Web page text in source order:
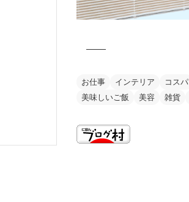
お仕事 インテリア コスパ
美味しいご飯
美容 雑貨